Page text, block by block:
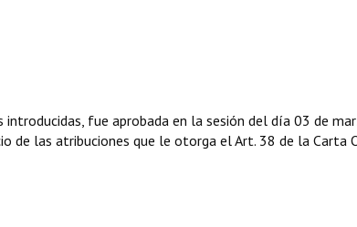
fue aprobada en la sesión del día 03 de
de las atribuciones que le otorga el Art. 38 de la Carta